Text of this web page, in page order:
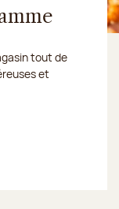
tout de
et